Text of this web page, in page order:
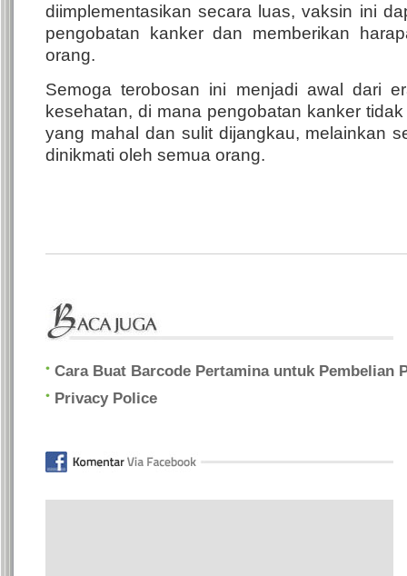
diimplementasikan secara luas, vaksin ini
pengobatan kanker dan memberikan
orang.
Semoga terobosan ini menjadi awal dari
kesehatan, di mana pengobatan kanker
yang mahal dan sulit dijangkau, melainkan
dinikmati oleh semua orang.
Cara Buat Barcode Pertamina untuk Pembelian
Privacy Police